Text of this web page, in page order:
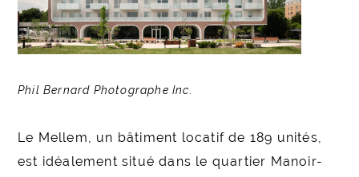
Phil Bernard Photographe Inc.
Le Mellem, un bâtiment locatif de 189 unités,
est idéalement situé dans le quartier Manoir-